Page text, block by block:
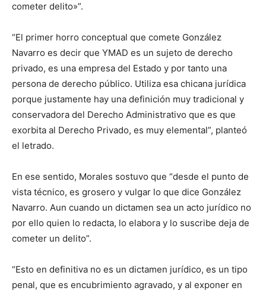
cometer delito»”.
“El primer horro conceptual que comete González
Navarro es decir que YMAD es un sujeto de derecho
privado, es una empresa del Estado y por tanto una
persona de derecho público. Utiliza esa chicana jurídica
porque justamente hay una definición muy tradicional y
conservadora del Derecho Administrativo que es que
exorbita al Derecho Privado, es muy elemental”, planteó
el letrado.
En ese sentido, Morales sostuvo que “desde el punto de
vista técnico, es grosero y vulgar lo que dice González
Navarro. Aun cuando un dictamen sea un acto jurídico no
por ello quien lo redacta, lo elabora y lo suscribe deja de
cometer un delito”.
“Esto en definitiva no es un dictamen jurídico, es un tipo
penal, que es encubrimiento agravado, y al exponer en